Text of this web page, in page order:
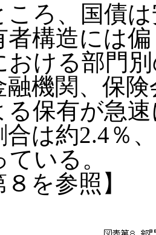
ころ、国債
者構造には
おける部門
融機関、保
る保有が急
合は約2.4％
いる。
８を参照】